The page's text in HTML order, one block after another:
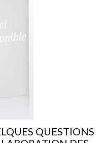
QUESTIONS